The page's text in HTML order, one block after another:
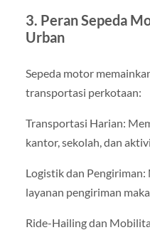
3. Peran Sepeda
Urban
Sepeda motor
transportasi perkotaan:
Transportasi Harian:
kantor, sekolah, dan
Logistik dan
layanan pengiriman
Ride-Hailing dan